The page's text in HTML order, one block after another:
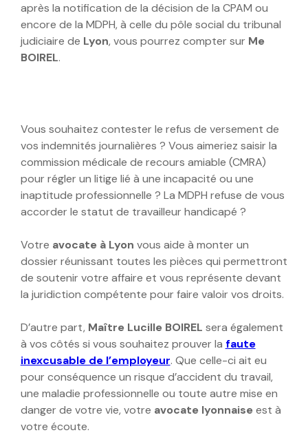
après la notification de la décision de la CPAM ou
encore de la MDPH, à celle du pôle social du tribunal
judiciaire de Lyon, vous pourrez compter sur Me
BOIREL.
Vous souhaitez contester le refus de versement de
vos indemnités journalières ? Vous aimeriez saisir la
commission médicale de recours amiable (CMRA)
pour régler un litige lié à une incapacité ou une
inaptitude professionnelle ? La MDPH refuse de vous
accorder le statut de travailleur handicapé ?
Votre avocate à Lyon vous aide à monter un
dossier réunissant toutes les pièces qui permettront
de soutenir votre affaire et vous représente devant
la juridiction compétente pour faire valoir vos droits.
D’autre part, Maître Lucille BOIREL sera également
à vos côtés si vous souhaitez prouver la faute
inexcusable de l’employeur. Que celle-ci ait eu
pour conséquence un risque d’accident du travail,
une maladie professionnelle ou toute autre mise en
danger de votre vie, votre avocate lyonnaise est à
votre écoute.